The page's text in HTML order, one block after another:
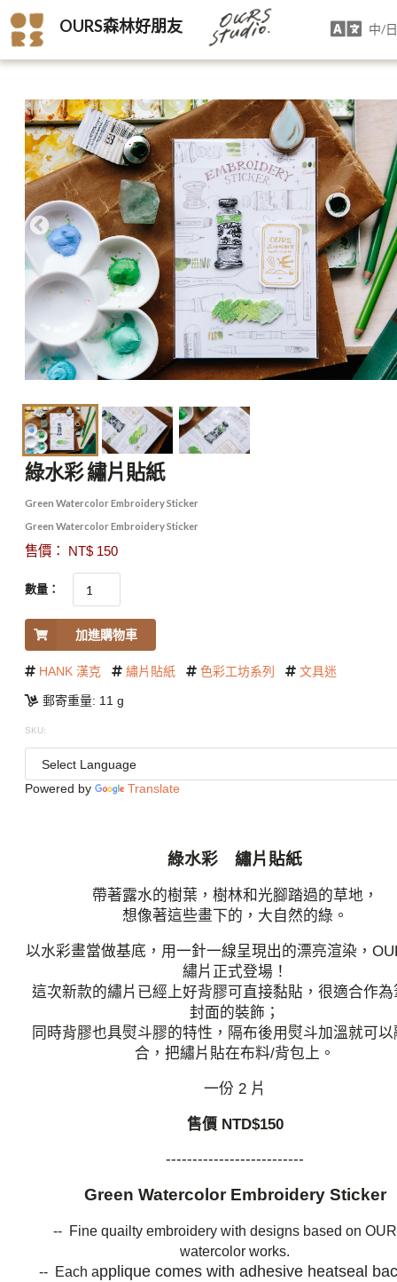
OURS森林好朋友 中/
綠水彩 繡片貼紙
Green Watercolor Embroidery Sticker
Green Watercolor Embroidery Sticker
售價： NT$ 150
數量：
加進購物車
HANK 漢克 繡片貼紙 色彩工坊系列 文具迷
郵寄重量: 11 g
SKU:
Powered by Translate
綠水彩 繡片貼紙
帶著露水的樹葉，樹林和光腳踏過的草地，
想像著這些畫下的，大自然的綠。
以水彩畫當做基底，用一針一線呈現出的漂亮渲染，
繡片正式登場！
這次新款的繡片已經上好背膠可直接黏貼，很適合作為
封面的裝飾；
同時背膠也具熨斗膠的特性，隔布後用熨斗加溫就可以
合，把繡片貼在布料/背包上。
一份 2 片
售價 NTD$150
--------------------------
Green Watercolor Embroidery Sticker
-- Fine quailty embroidery with designs based on
watercolor works.
-- Each applique comes with adhesive heatseal